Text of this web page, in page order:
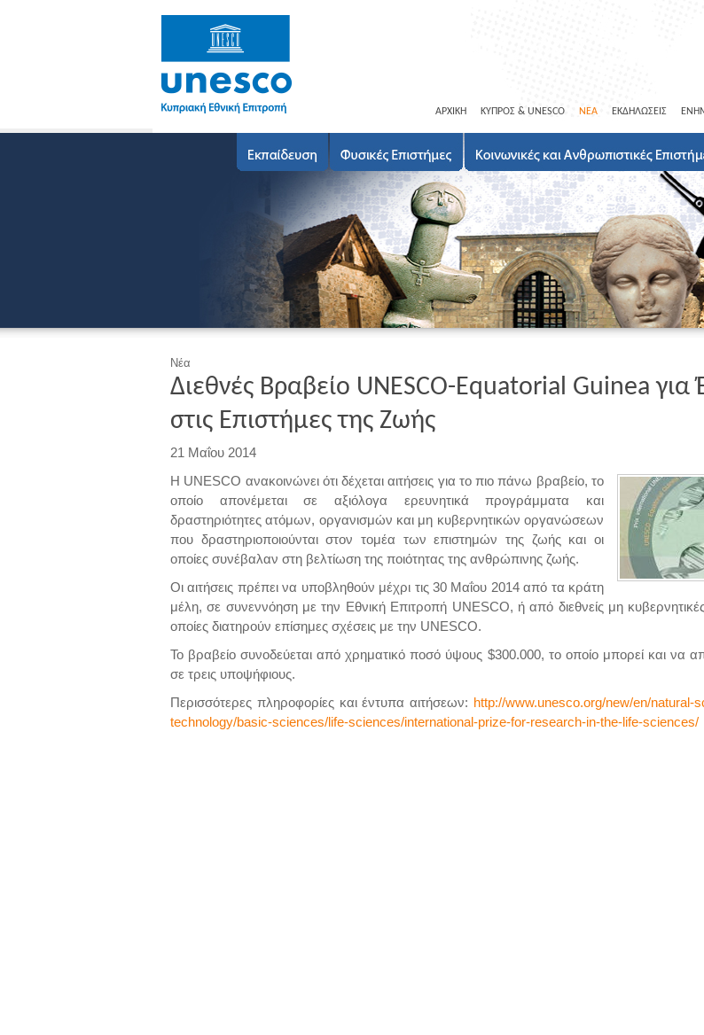
ΑΡΧΙΚΗ ΚΥΠΡΟΣ & UNESCO ΝΕΑ ΕΚΔΗΛΩΣΕΙΣ
Νέα
Διεθνές Βραβείο UNESCO-Equatorial Guinea για
στις Επιστήμες της Ζωής
21 Μαΐου 2014
Η UNESCO ανακοινώνει ότι δέχεται αιτήσεις για το πιο πάνω βραβείο, το
οποίο απονέμεται σε αξιόλογα ερευνητικά προγράμματα και
δραστηριότητες ατόμων, οργανισμών και μη κυβερνητικών οργανώσεων
που δραστηριοποιούνται στον τομέα των επιστημών της ζωής και οι
οποίες συνέβαλαν στη βελτίωση της ποιότητας της ανθρώπινης ζωής.
Οι αιτήσεις πρέπει να υποβληθούν μέχρι τις 30 Μαΐου 2014 από τα κράτη
μέλη, σε συνεννόηση με την Εθνική Επιτροπή UNESCO, ή από διεθνείς μη
οποίες διατηρούν επίσημες σχέσεις με την UNESCO.
Το βραβείο συνοδεύεται από χρηματικό ποσό ύψους $300.000, το οποίο μπορεί και να
σε τρεις υποψήφιους.
Περισσότερες πληροφορίες και έντυπα αιτήσεων: http://www.unesco.org/new/en/natural-
technology/basic-sciences/life-sciences/international-prize-for-research-in-the-life-sciences/